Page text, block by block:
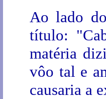
Ao lado
título:
matéria
vôo tal e
causaria a